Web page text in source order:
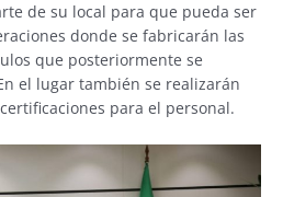
de su local para que pueda ser
donde se fabricarán las
que posteriormente se
el lugar también se realizarán
para el personal.